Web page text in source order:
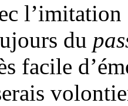
du
facile